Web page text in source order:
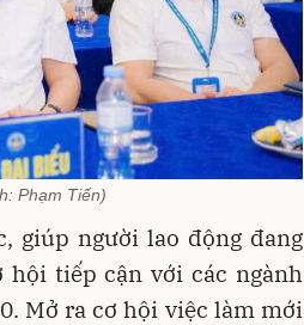
Phạm Tiến)
giúp người lao động đang
tiếp cận với các ngành
Mở ra cơ hội việc làm mới